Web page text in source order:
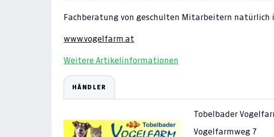
Fachberatung von geschulten Mitarbeitern natürlich
www.vogelfarm.at
Weitere Artikelinformationen
HÄNDLER
Tobelbader
Vogelfarmweg 7